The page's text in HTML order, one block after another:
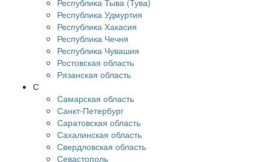
Республика Тыва (Тува)
Республика Удмуртия
Республика Хакасия
Республика Чечня
Республика Чувашия
Ростовская область
Рязанская область
С
Самарская область
Санкт-Петербург
Саратовская область
Сахалинская область
Свердловская область
Севастополь